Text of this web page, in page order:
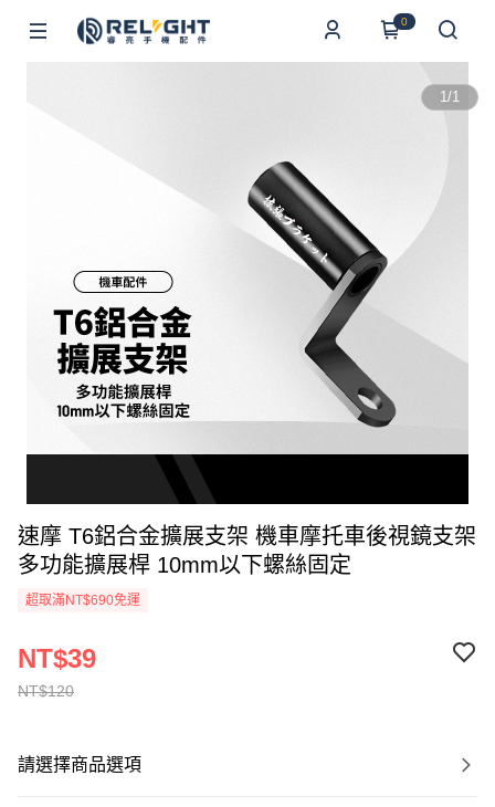
0
1/1
速摩 T6鋁合金擴展支架 機車摩托車後視鏡支架
多功能擴展桿 10mm以下螺絲固定
超取滿NT$690免運
NT$120
NT$39
請選擇商品選項